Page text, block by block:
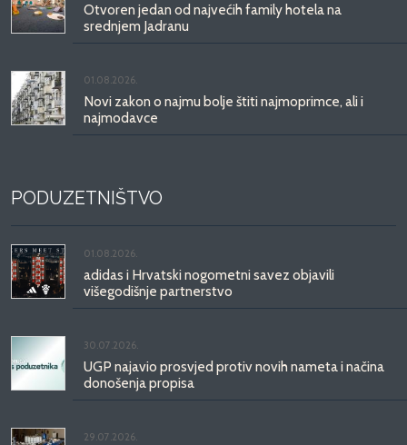
Otvoren jedan od najvećih family hotela na
srednjem Jadranu
01.08.2026.
Novi zakon o najmu bolje štiti najmoprimce, ali i
najmodavce
PODUZETNIŠTVO
01.08.2026.
adidas i Hrvatski nogometni savez objavili
višegodišnje partnerstvo
30.07.2026.
UGP najavio prosvjed protiv novih nameta i načina
donošenja propisa
29.07.2026.